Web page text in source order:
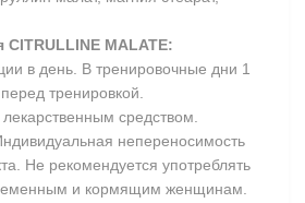
MALATE:
в день. В тренировочные дни 1
тренировкой.
средством.
непереносимость
Не рекомендуется употреблять
и кормящим женщинам.